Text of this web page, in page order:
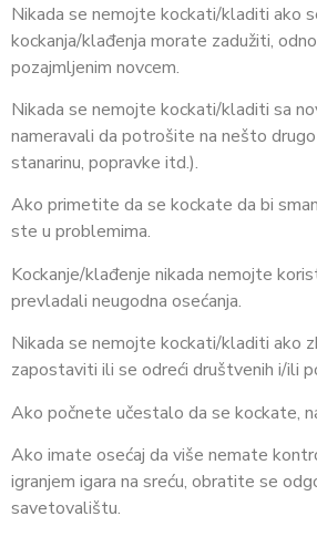
Nikada se nemojte kockati/kladiti ako
kockanja/klađenja morate zadužiti,
pozajmljenim novcem.
Nikada se nemojte kockati/kladiti sa
nameravali da potrošite na nešto
stanarinu, popravke itd.).
Ako primetite da se kockate da bi
ste u problemima.
Kockanje/klađenje nikada nemojte
prevladali neugodna osećanja.
Nikada se nemojte kockati/kladiti ako
zapostaviti ili se odreći društvenih i/ili
Ako počnete učestalo da se kockate,
Ako imate osećaj da više nemate
igranjem igara na sreću, obratite se
savetovalištu.